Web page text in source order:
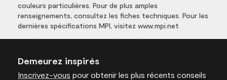
couleurs particulières. Pour de plus amples
renseignements, consultez les fiches techniques. Pour les
dernières spécifications MPI, visitez www.mpi.net
Demeurez inspirés
Inscrivez-vous pour obtenir les plus récents conseils